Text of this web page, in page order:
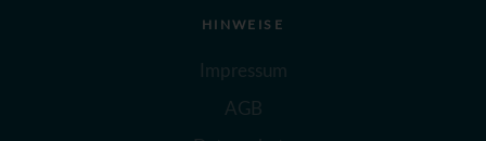
HINWEISE
Impressum
AGB